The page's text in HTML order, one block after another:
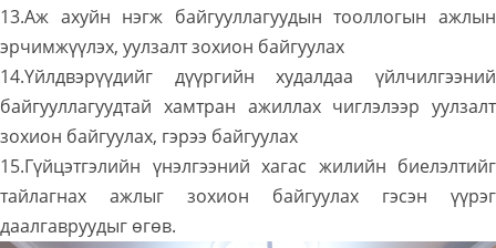
13.Аж ахуйн нэгж байгууллагуудын тооллогын ажлын
эрчимжүүлэх, уулзалт зохион байгуулах
14.Үйлдвэрүүдийг дүүргийн худалдаа үйлчилгээний
байгууллагуудтай хамтран ажиллах чиглэлээр уулзалт
зохион байгуулах, гэрээ байгуулах
15.Гүйцэтгэлийн үнэлгээний хагас жилийн биелэлтийг
тайлагнах ажлыг зохион байгуулах гэсэн үүрэг
даалгавруудыг өгөв.